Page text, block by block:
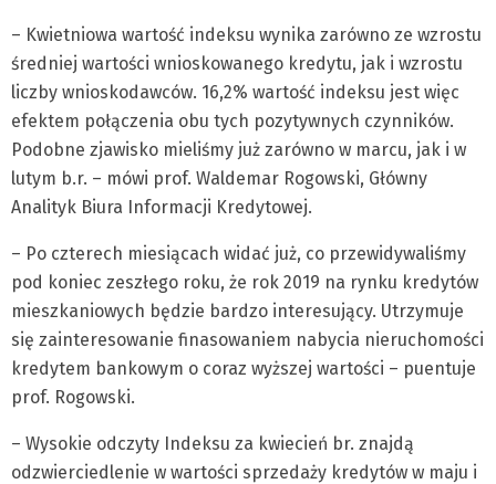
– Kwietniowa wartość indeksu wynika zarówno ze wzrostu
średniej wartości wnioskowanego kredytu, jak i wzrostu
liczby wnioskodawców. 16,2% wartość indeksu jest więc
efektem połączenia obu tych pozytywnych czynników.
Podobne zjawisko mieliśmy już zarówno w marcu, jak i w
lutym b.r. – mówi prof. Waldemar Rogowski, Główny
Analityk Biura Informacji Kredytowej.
– Po czterech miesiącach widać już, co przewidywaliśmy
pod koniec zeszłego roku, że rok 2019 na rynku kredytów
mieszkaniowych będzie bardzo interesujący. Utrzymuje
się zainteresowanie finasowaniem nabycia nieruchomości
kredytem bankowym o coraz wyższej wartości – puentuje
prof. Rogowski.
– Wysokie odczyty Indeksu za kwiecień br. znajdą
odzwierciedlenie w wartości sprzedaży kredytów w maju i